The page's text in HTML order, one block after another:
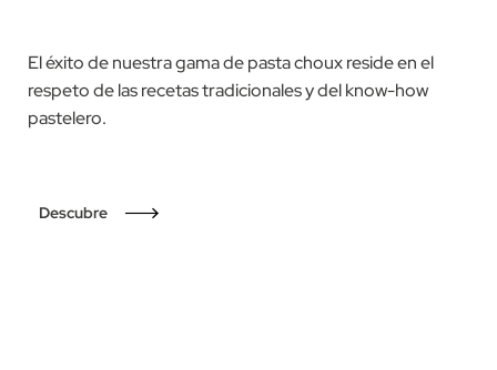
El éxito de nuestra gama de pasta choux reside en el
respeto de las recetas tradicionales y del know-how
pastelero.
Descubre